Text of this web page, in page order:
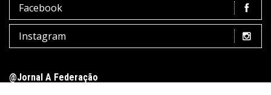
Facebook
Instagram
@Jornal A Federação